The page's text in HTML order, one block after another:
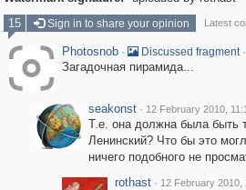
15
Sign in to share your opinion Latest
Photosnob · Discussed fragment ·
Загадочная пирамида...
seakonst · 12 February 2010,
Т.е. она должна была быть
Ленинский? Что бы это
ничего подобного не
rothast · 12 February 2010,